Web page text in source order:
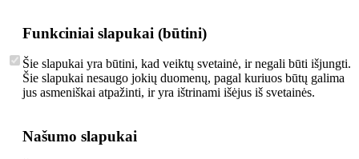
Funkciniai slapukai (būtini)
Šie slapukai yra būtini, kad veiktų svetainė, ir negali būti išjungti.
Šie slapukai nesaugo jokių duomenų, pagal kuriuos būtų galima
jus asmeniškai atpažinti, ir yra ištrinami išėjus iš svetainės.
Našumo slapukai